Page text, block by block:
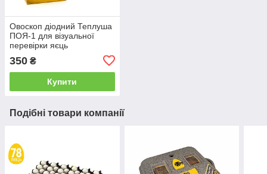
Овоскоп діодний Теплуша
ПОЯ-1 для візуальної
перевірки яєць
350 ₴
Купити
Подібні товари компанії